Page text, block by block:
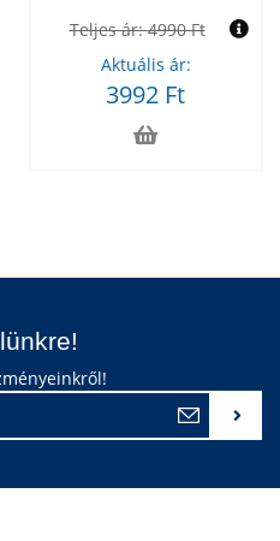
Teljes ár:4990 Ft
Aktuális ár:
3992 Ft